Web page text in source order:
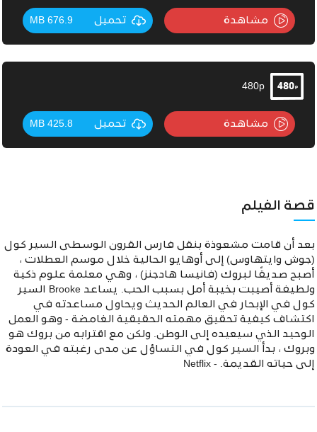
مشاهدة تحميل 676.9 MB
480p
مشاهدة تحميل 425.8 MB
قصة الفيلم
بعد أن قامت مشعوذة بنقل فارس القرون الوسطى السير كول
(جوش وايتهاوس) إلى أوهايو الحالية خلال موسم العطلات ،
أصبح صديقًا لبروك (فانيسا هادجنز) ، وهي معلمة علوم ذكية
ولطيفة أصيبت بخيبة أمل بسبب الحب. يساعد Brooke السير
كول في الإبحار في العالم الحديث ويحاول مساعدته في
اكتشاف كيفية تحقيق مهمته الحقيقية الغامضة - وهو العمل
الوحيد الذي سيعيده إلى الوطن. ولكن مع اقترابه من بروك هو
وبروك ، بدأ السير كول في التساؤل عن مدى رغبته في العودة
إلى حياته القديمة. - Netflix